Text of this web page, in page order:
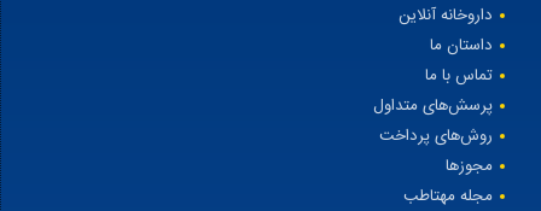
داروخانه آنلاین
داستان ما
تماس با ما
پرسش‌های متداول
روش‌های پرداخت
مجوزها
مجله مهتاطب